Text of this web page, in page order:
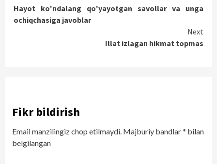
Reading
Hayot ko'ndalang qo'yayotgan savollar va unga
ochiqchasiga javoblar
Next
Illat izlagan hikmat topmas
Fikr bildirish
Email manzilingiz chop etilmaydi. Majburiy bandlar* bilan
belgilangan